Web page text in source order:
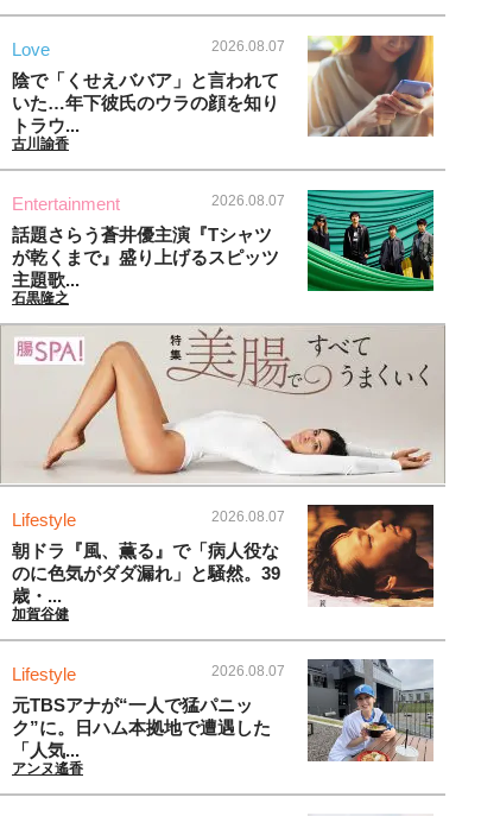
Love 2026.08.07
陰で「くせえババア」と言われて
いた…年下彼氏のウラの顔を知り
トラウ...
古川諭香
Entertainment 2026.08.07
話題さらう蒼井優主演『Tシャツ
が乾くまで』盛り上げるスピッツ
主題歌...
石黒隆之
Lifestyle 2026.08.07
朝ドラ『風、薫る』で「病人役な
のに色気がダダ漏れ」と騒然。39
歳・...
加賀谷健
Lifestyle 2026.08.07
元TBSアナが“一人で猛パニッ
ク”に。日ハム本拠地で遭遇した
「人気...
アンヌ遙香